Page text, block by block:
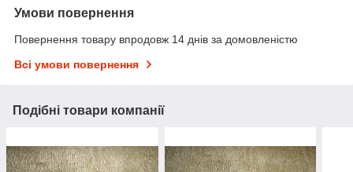
Умови повернення
Повернення товару впродовж 14 днів за домовленістю
Всі умови повернення
Подібні товари компанії